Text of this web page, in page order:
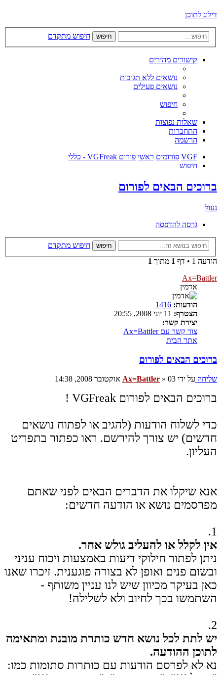
דילוג לתוכן
חיפוש חיפוש מתקדם
קישורים מהירים
נושאים ללא תגובות
נושאים פעילים
חיפוש
שאלות נפוצות
התחברות
הרשמה
VGF פורומים ראשי פורום VGFreak - כללי
חיפוש
ברוכים הבאים לפורום
נעול
גרסה להדפסה
חיפוש
חיפוש מתקדם
הודעה 1 • דף
1 מתוך 1
Ax=Battler
אדמין
הודעות: 1416
הצטרף:
יצירת קשר:
צור קשר עם Ax=Battler
אתר הבית
ברוכים הבאים לפורום
שליחה על ידי Ax=Battler » 03 אוקטובר 2008, 14:38
ברוכים הבאים לפורום VGFreak !
כדי לשלוח הודעות (להגיב או לפתוח נושאים
חדשים) יש צורך להירשם. ראו כפתור בתפריט
העליון.
אנא שיקלו את הדברים הבאים לפני שאתם
מפרסמים נושא או הודעה חדשים:
1.
אין לקלל או להעליב גולש אחר.
ניתן לפתור חילוקי דיעות באמצעות ויכוח עניני
ובשום פנים ואופן לא בצורה פוגענית. זיכרו שאנו
כאן בעיקר מכיוון שיש לנו עניין משותף -
השתמשו בכך לחיוב ולא לשלילה!
2.
יש לתת לכל נושא חדש כותרת מובנת ומתאימה
לתוכן ההודעה.
נא לא לפרסם הודעות עם כותרות סתומות כמו: